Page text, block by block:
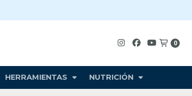
0
HERRAMIENTAS NUTRICIÓN